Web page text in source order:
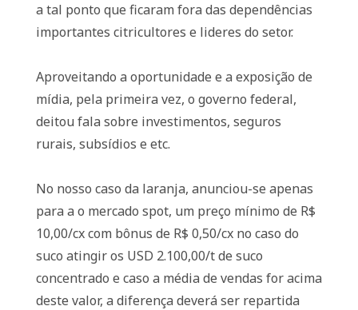
a tal ponto que ficaram fora das dependências
importantes citricultores e lideres do setor.
Aproveitando a oportunidade e a exposição de
mídia, pela primeira vez, o governo federal,
deitou fala sobre investimentos, seguros
rurais, subsídios e etc.
No nosso caso da laranja, anunciou-se apenas
para a o mercado spot, um preço mínimo de R$
10,00/cx com bônus de R$ 0,50/cx no caso do
suco atingir os USD 2.100,00/t de suco
concentrado e caso a média de vendas for acima
deste valor, a diferença deverá ser repartida